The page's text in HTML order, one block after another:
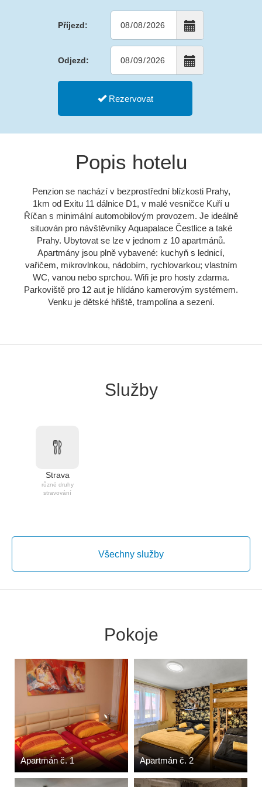
Příjezd:
Odjezd:
Rezervovat
Popis hotelu
Penzion se nachází v bezprostřední blízkosti Prahy,
1km od Exitu 11 dálnice D1, v malé vesničce Kuří u
Říčan s minimální automobilovým provozem. Je ideálně
situován pro návštěvníky Aquapalace Čestlice a také
Prahy. Ubytovat se lze v jednom z 10 apartmánů.
Apartmány jsou plně vybavené: kuchyň s lednicí,
vařičem, mikrovlnkou, nádobím, rychlovarkou; vlastním
WC, vanou nebo sprchou. Wifi je pro hosty zdarma.
Parkoviště pro 12 aut je hlídáno kamerovým systémem.
Venku je dětské hřiště, trampolína a sezení.
Služby
Strava
různé druhy
stravování
Všechny služby
Pokoje
Apartmán č. 1 Apartmán č. 2